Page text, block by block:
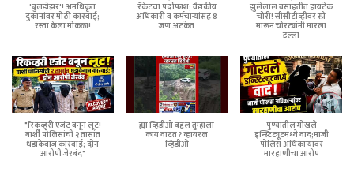
'बुलडोझर'! अनधिकृत
दुकानांवर मोठी कारवाई;
रस्ता केला मोकळा!
रॅकेटचा पर्दाफाश; वैद्यकीय
अधिकारी व कर्मचाऱ्यांसह 8
जण अटकेत
झुलेलाल वसाहतीत हायटेक
चोरी! सीसीटीव्हीवर स्प्रे
मारून चोरट्यांनी मारला
डल्ला
"रिकव्हरी एजंट बनून लूट!
बार्शी पोलिसांची २ तासांत
धडाकेबाज कारवाई; दोन
आरोपी जेरबंद"
ह्या व्हिडीओ बद्दल तुम्हाला
काय वाटत ? व्हायरल
व्हिडीओ
पुण्यातील गोखले
इन्स्टिट्यूटमध्ये वाद;माजी
पोलिस अधिकाऱ्यांवर
मारहाणीचा आरोप